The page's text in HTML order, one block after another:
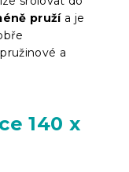
pružía je
a
140 x